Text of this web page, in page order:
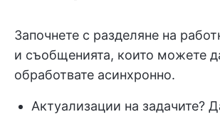
Започнете с разделяне на
и съобщенията, които можете
обработвате асинхронно.
Актуализации на задачите?